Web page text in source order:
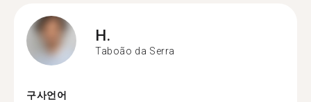
H.
Taboão da Serra
구사언어